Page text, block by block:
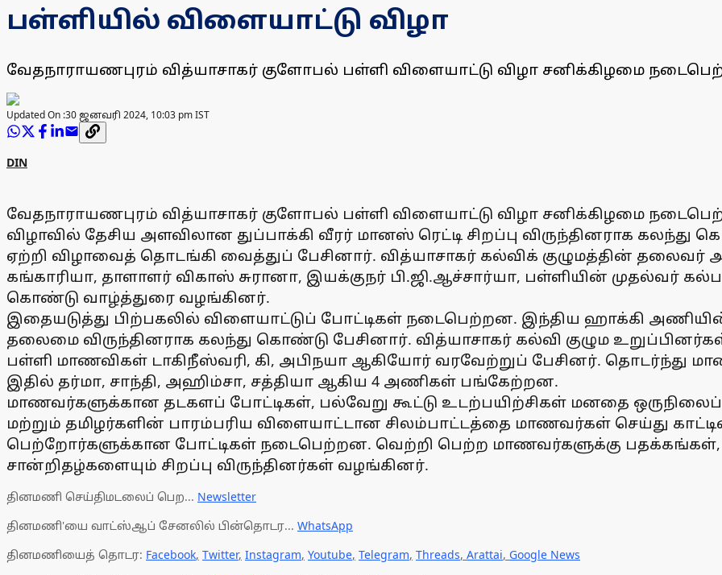
பள்ளியில் விளையாட்டு விழா
வேதநாராயணபுரம் வித்யாசாகர் குளோபல் பள்ளி விளையாட்டு விழா சனிக்கிழமை
Updated On :30 ஜனவரி 2024, 10:03 pm IST
DIN
வேதநாராயணபுரம் வித்யாசாகர் குளோபல் பள்ளி விளையாட்டு விழா சனிக்கிழமை
விழாவில் தேசிய அளவிலான துப்பாக்கி வீரர் மானஸ் ரெட்டி சிறப்பு விருந்தினராக
ஏற்றி விழாவைத் தொடங்கி வைத்துப் பேசினார். வித்யாசாகர் கல்விக் குழுமத்தின் தலைவர்
கங்காரியா, தாளாளர் விகாஸ் சுரானா, இயக்குநர் பி.ஜி.ஆச்சார்யா, பள்ளியின் முதல்வர்
கொண்டு வாழ்த்துரை வழங்கினர்.
இதையடுத்து பிற்பகலில் விளையாட்டுப் போட்டிகள் நடைபெற்றன. இந்திய ஹாக்கி
தலைமை விருந்தினராக கலந்து கொண்டு பேசினார். வித்யாசாகர் கல்வி குழும
பள்ளி மாணவிகள் டாகிநீஸ்வரி, கி, அபிநயா ஆகியோர் வரவேற்றுப் பேசினர். தொடர்ந்து
இதில் தர்மா, சாந்தி, அஹிம்சா, சத்தியா ஆகிய 4 அணிகள் பங்கேற்றன.
மாணவர்களுக்கான தடகளப் போட்டிகள், பல்வேறு கூட்டு உடற்பயிற்சிகள் மனதை
மற்றும் தமிழர்களின் பாரம்பரிய விளையாட்டான சிலம்பாட்டத்தை மாணவர்கள் செய்து
பெற்றோர்களுக்கான போட்டிகள் நடைபெற்றன. வெற்றி பெற்ற மாணவர்களுக்கு
சான்றிதழ்களையும் சிறப்பு விருந்தினர்கள் வழங்கினர்.
தினமணி செய்திமடலைப் பெற... Newsletter
தினமணி'யை வாட்ஸ்ஆப் சேனலில் பின்தொடர... WhatsApp
தினமணியைத் தொடர: Facebook, Twitter, Instagram, Youtube, Telegram, Threads, Arattai, Google News